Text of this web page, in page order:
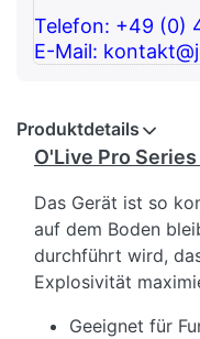
Telefon: +49 (0)
E-Mail:
Produktdetails
O'Live Pro
Das Gerät ist so
auf dem Boden
durchführt wird,
Explosivität
Geeignet für